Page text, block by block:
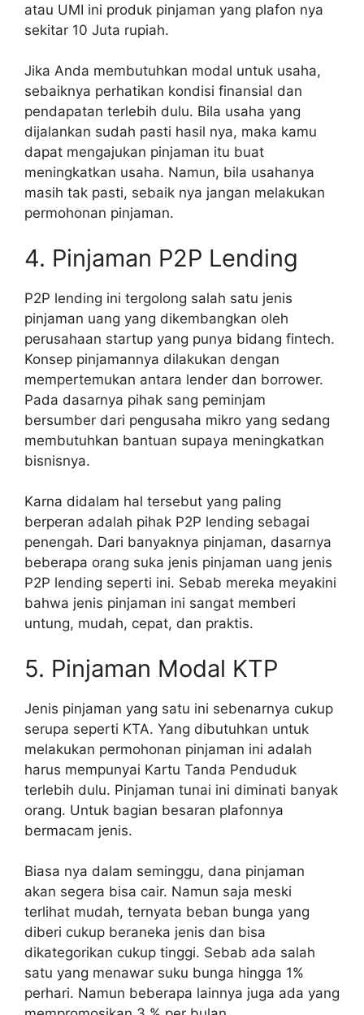
atau UMI ini produk pinjaman yang plafon nya
sekitar 10 Juta rupiah.
Jika Anda membutuhkan modal untuk usaha,
sebaiknya perhatikan kondisi finansial dan
pendapatan terlebih dulu. Bila usaha yang
dijalankan sudah pasti hasil nya, maka kamu
dapat mengajukan pinjaman itu buat
meningkatkan usaha. Namun, bila usahanya
masih tak pasti, sebaik nya jangan melakukan
permohonan pinjaman.
4. Pinjaman P2P Lending
P2P lending ini tergolong salah satu jenis
pinjaman uang yang dikembangkan oleh
perusahaan startup yang punya bidang fintech.
Konsep pinjamannya dilakukan dengan
mempertemukan antara lender dan borrower.
Pada dasarnya pihak sang peminjam
bersumber dari pengusaha mikro yang sedang
membutuhkan bantuan supaya meningkatkan
bisnisnya.
Karna didalam hal tersebut yang paling
berperan adalah pihak P2P lending sebagai
penengah. Dari banyaknya pinjaman, dasarnya
beberapa orang suka jenis pinjaman uang jenis
P2P lending seperti ini. Sebab mereka meyakini
bahwa jenis pinjaman ini sangat memberi
untung, mudah, cepat, dan praktis.
5. Pinjaman Modal KTP
Jenis pinjaman yang satu ini sebenarnya cukup
serupa seperti KTA. Yang dibutuhkan untuk
melakukan permohonan pinjaman ini adalah
harus mempunyai Kartu Tanda Penduduk
terlebih dulu. Pinjaman tunai ini diminati banyak
orang. Untuk bagian besaran plafonnya
bermacam jenis.
Biasa nya dalam seminggu, dana pinjaman
akan segera bisa cair. Namun saja meski
terlihat mudah, ternyata beban bunga yang
diberi cukup beraneka jenis dan bisa
dikategorikan cukup tinggi. Sebab ada salah
satu yang menawar suku bunga hingga 1%
perhari. Namun beberapa lainnya juga ada yang